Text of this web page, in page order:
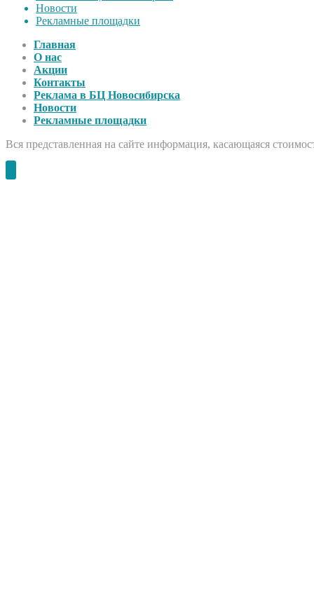
Новости
Рекламные площадки
Главная
О нас
Акции
Контакты
Реклама в БЦ Новосибирска
Новости
Рекламные площадки
Вся представленная на сайте информация, касающаяся